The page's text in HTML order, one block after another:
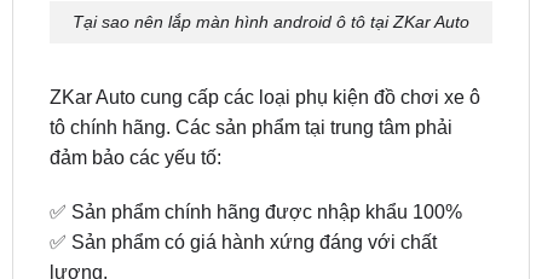
tại ZKar Auto
Tại sao nên lắp màn hình android ô tô tại ZKar Auto
tô chính hãng. Các sản phẩm tại trung tâm phải
đảm bảo các yếu tố: